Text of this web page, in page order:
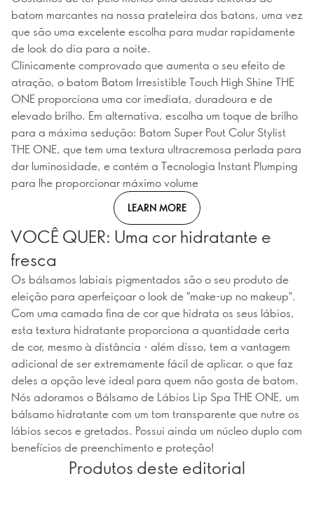
batom marcantes na nossa prateleira dos batons, uma vez
que são uma excelente escolha para mudar rapidamente
de look do dia para a noite.
Clinicamente comprovado que aumenta o seu efeito de
atração, o batom Batom Irresistible Touch High Shine THE
ONE proporciona uma cor imediata, duradoura e de
elevado brilho. Em alternativa, escolha um toque de brilho
para a máxima sedução: Batom Super Pout Colur Stylist
THE ONE, que tem uma textura ultracremosa perlada para
dar luminosidade, e contém a Tecnologia Instant Plumping
para lhe proporcionar máximo volume
LEARN MORE
VOCÊ QUER: Uma cor hidratante e
fresca
Os bálsamos labiais pigmentados são o seu produto de
eleição para aperfeiçoar o look de "make-up no makeup".
Com uma camada fina de cor que hidrata os seus lábios,
esta textura hidratante proporciona a quantidade certa
de cor, mesmo à distância - além disso, tem a vantagem
adicional de ser extremamente fácil de aplicar, o que faz
deles a opção leve ideal para quem não gosta de batom.
Nós adoramos o Bálsamo de Lábios Lip Spa THE ONE, um
bálsamo hidratante com um tom transparente que nutre os
lábios secos e gretados. Possui ainda um núcleo duplo com
benefícios de preenchimento e proteção!
Produtos deste editorial